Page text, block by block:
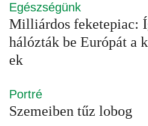
Egészségünk
Milliárdos feketepiac:
hálózták be Európát a
ek
Portré
Szemeiben tűz lobog